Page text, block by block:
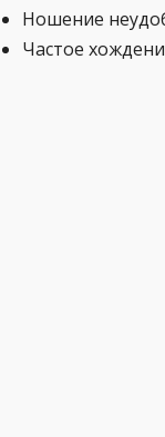
Ношение
Частое